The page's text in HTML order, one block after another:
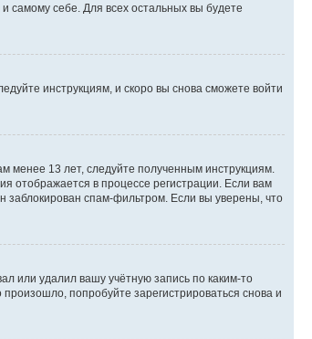
самому себе. Для всех остальных вы будете
инструкциям, и скоро вы снова сможете войти
менее 13 лет, следуйте полученным инструкциям.
отображается в процессе регистрации. Если вам
спам-фильтром. Если вы уверены, что
или удалил вашу учётную запись по каким-то
попробуйте зарегистрироваться снова и